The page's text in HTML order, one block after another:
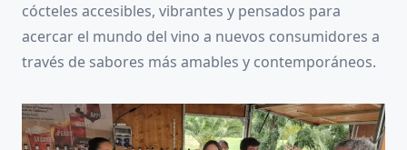
cócteles accesibles, vibrantes y pensados para
acercar el mundo del vino a nuevos consumidores a
través de sabores más amables y contemporáneos.